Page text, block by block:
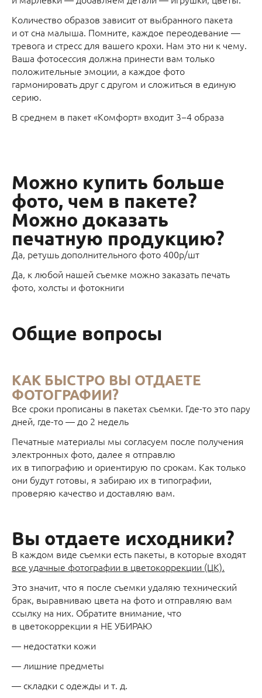
Количество образов зависит от выбранного пакета
и от сна малыша. Помните, каждое переодевание —
тревога и стресс для вашего крохи. Нам это ни к чему.
Ваша фотосессия должна принести вам только
положительные эмоции, а каждое фото
гармонировать друг с другом и сложиться в единую
серию.
В среднем в пакет «Комфорт» входит 3−4 образа
Можно купить больше
фото, чем в пакете?
Можно доказать
печатную продукцию?
Да, ретушь дополнительного фото 400р/шт
Да, к любой нашей съемке можно заказать печать
фото, холсты и фотокниги
Общие вопросы
КАК БЫСТРО ВЫ ОТДАЕТЕ
ФОТОГРАФИИ?
Все сроки прописаны в пакетах съемки. Где-то это пару
дней, где-то — до 2 недель
Печатные материалы мы согласуем после получения
электронных фото, далее я отправлю
их в типографию и ориентирую по срокам. Как только
они будут готовы, я забираю их в типографии,
проверяю качество и доставляю вам.
Вы отдаете исходники?
В каждом виде съемки есть пакеты, в которые входят
все удачные фотографии в цветокоррекции (ЦК).
Это значит, что я после съемки удаляю технический
брак, выравниваю цвета на фото и отправляю вам
ссылку на них. Обратите внимание, что
в цветокоррекции я НЕ УБИРАЮ
— недостатки кожи
— лишние предметы
— складки с одежды и т. д.